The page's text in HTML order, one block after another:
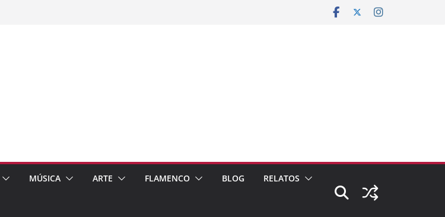
MÚSICA ARTE FLAMENCO BLOG RELATOS